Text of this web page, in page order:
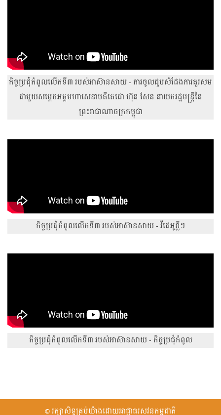
កិច្ចប្រជុំកំពូលលើកទី៣ របស់អាស៊ានសាយ - ការចូលជួបសំដែងការគួរសម
ជាមួយសម្តេចអគ្គមហាសេនាបតីតេជោ ហ៊ុន សែន នាយករដ្ឋមន្ត្រីនៃ
ព្រះរាជាណាចក្រកម្ពុជា
កិច្ចប្រជុំកំពូលលើកទី៣ របស់អាស៊ានសាយ - វីដេអូខ្លីៗ
កិច្ចប្រជុំកំពូលលើកទី៣ របស់អាស៊ានសាយ - កិច្ចប្រជុំកំពូល
© រក្សាសិទ្ធគ្រប់យ៉ាងដោយអាជ្ញាធរ​សវនកម្ម​ជាតិ